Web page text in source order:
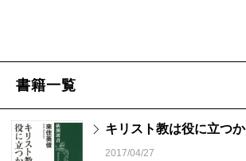
書籍一覧
キリスト教は役に立つか
2017/04/27